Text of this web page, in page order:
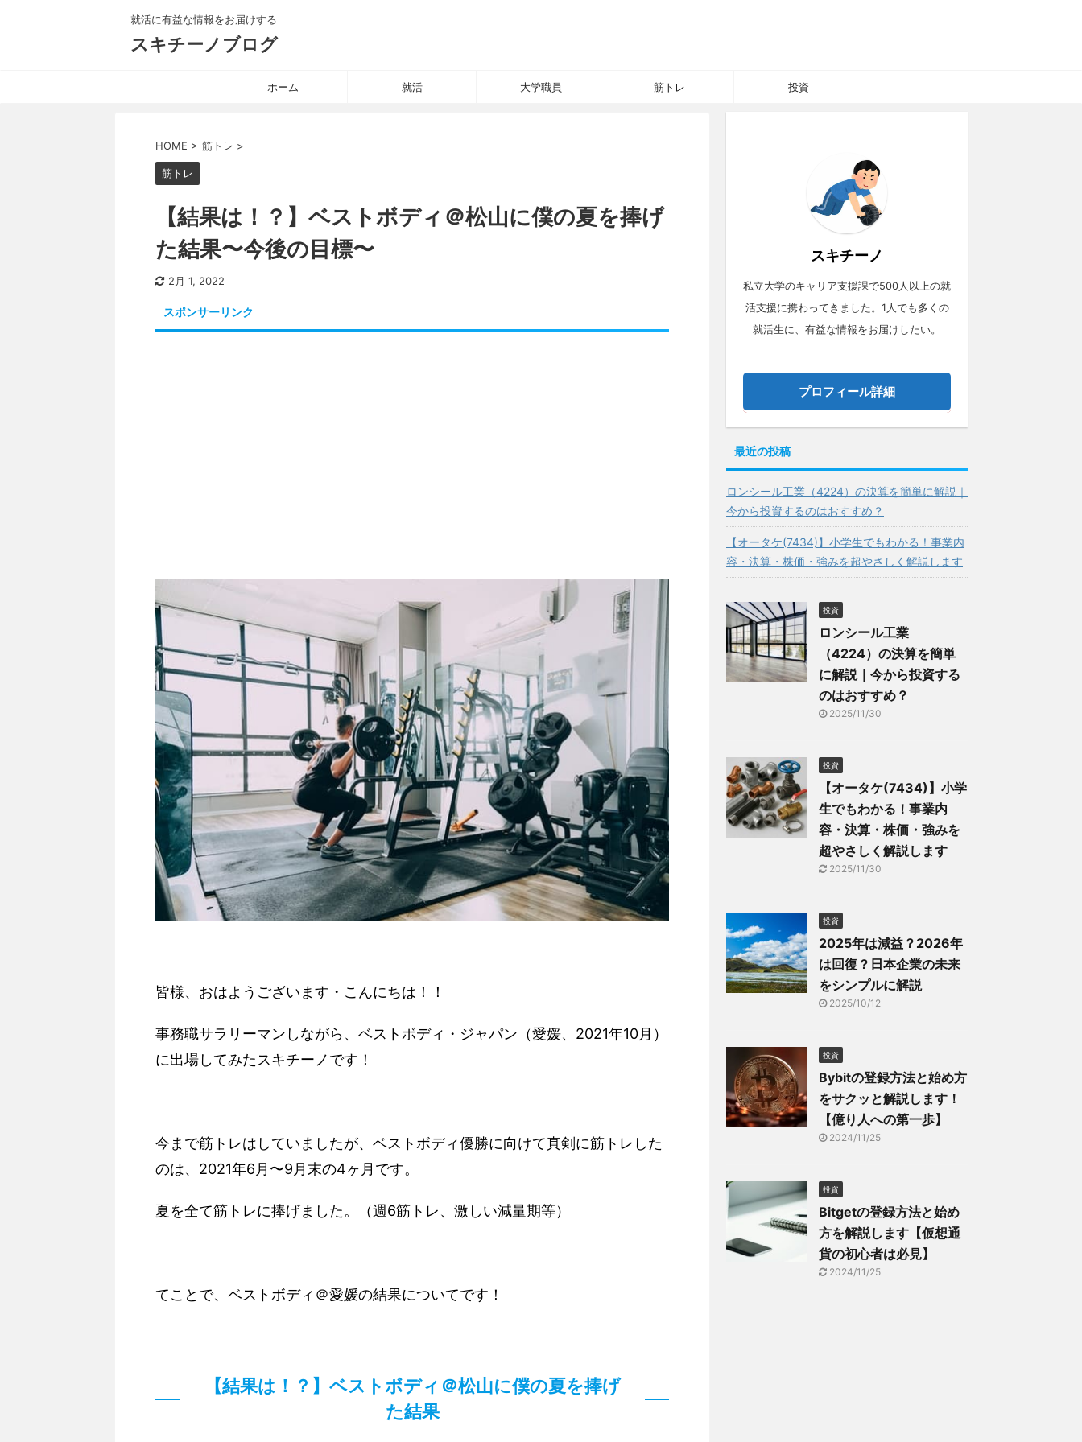
就活に有益な情報をお届けする
スキチーノブログ
ホーム 就活 大学職員 筋トレ 投資
HOME > 筋トレ >
筋トレ
【結果は！？】ベストボディ＠松山に僕の夏を捧げ
た結果〜今後の目標〜
2月 1, 2022
スポンサーリンク
皆様、おはようございます・こんにちは！！
事務職サラリーマンしながら、ベストボディ・ジャパン（愛媛、2021年10月）
に出場してみたスキチーノです！
今まで筋トレはしていましたが、ベストボディ優勝に向けて真剣に筋トレした
のは、2021年6月〜9月末の4ヶ月です。
夏を全て筋トレに捧げました。（週6筋トレ、激しい減量期等）
てことで、ベストボディ＠愛媛の結果についてです！
【結果は！？】ベストボディ＠松山に僕の夏を捧げ
た結果
スキチーノ
私立大学のキャリア支援課で500人以上の就
活支援に携わってきました。1人でも多くの
就活生に、有益な情報をお届けしたい。
プロフィール詳細
最近の投稿
ロンシール工業（4224）の決算を簡単に解説｜
今から投資するのはおすすめ？
【オータケ(7434)】小学生でもわかる！事業内
容・決算・株価・強みを超やさしく解説します
投資
ロンシール工業
（4224）の決算を簡単
に解説｜今から投資する
のはおすすめ？
2025/11/30
投資
【オータケ(7434)】小学
生でもわかる！事業内
容・決算・株価・強みを
超やさしく解説します
2025/11/30
投資
2025年は減益？2026年
は回復？日本企業の未来
をシンプルに解説
2025/10/12
投資
Bybitの登録方法と始め方
をサクッと解説します！
【億り人への第一歩】
2024/11/25
投資
Bitgetの登録方法と始め
方を解説します【仮想通
貨の初心者は必見】
2024/11/25